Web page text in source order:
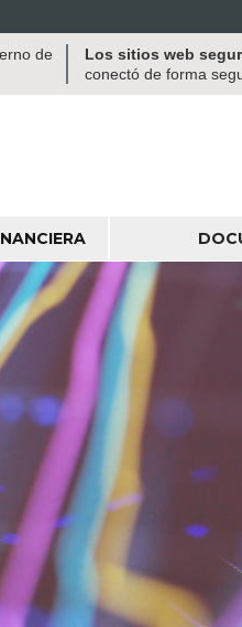
de
Los sitios web
conectó de forma